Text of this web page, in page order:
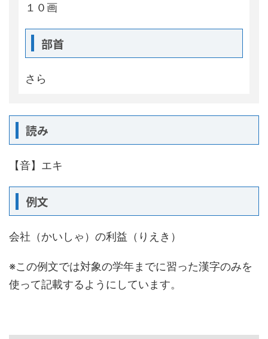
１０画
部首
さら
読み
【音】エキ
例文
会社（かいしゃ）の利益（りえき）
※この例文では対象の学年までに習った漢字のみを
使って記載するようにしています。